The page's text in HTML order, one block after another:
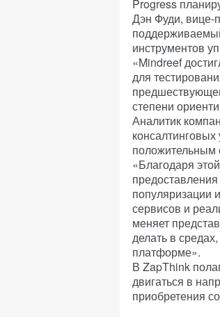
Progress
Дэн Фуди, вице-
инструментов
«Mindreef
для
степени
Аналитик
положительным
«Благодаря
популяризации
сервисов и
меняет
делать в
платформе».
В ZapThink
двигаться в
приобретения